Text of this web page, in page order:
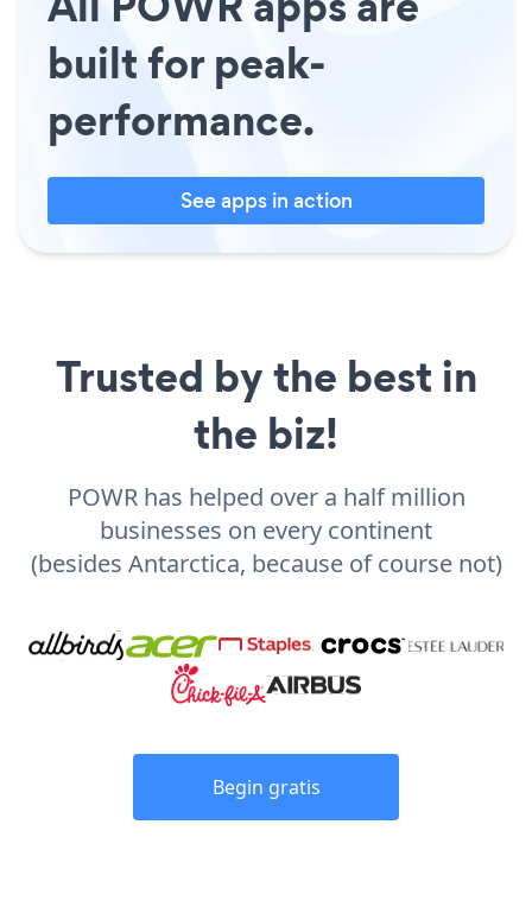
built for peak-
performance.
See apps in action
Trusted by the best in
the biz!
POWR has helped over a half million
businesses on every continent
(besides Antarctica, because of course not)
Begin gratis